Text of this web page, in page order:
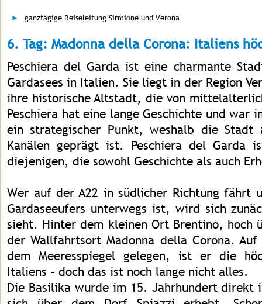
ganztägige Reiseleitung Sirmione und Verona
6. Tag: Madonna della Corona: Italiens
Peschiera del Garda ist eine charmante
Gardasees in Italien. Sie liegt in der Region
ihre historische Altstadt, die von
Peschiera hat eine lange Geschichte und war
ein strategischer Punkt, weshalb die Stadt
Kanälen geprägt ist. Peschiera del Garda
diejenigen, die sowohl Geschichte als auch
Wer auf der A22 in südlicher Richtung fährt
Gardaseeufers unterwegs ist, wird sich
sieht. Hinter dem kleinen Ort Brentino, hoch
der Wallfahrtsort Madonna della Corona.
dem Meeresspiegel gelegen, ist er die
Italiens - doch das ist noch lange nicht alles.
Die Basilika wurde im 15. Jahrhundert direkt